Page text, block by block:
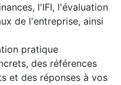
l'IFI, l'évaluation
de l'entreprise, ainsi
pratique
des références
et des réponses à vos